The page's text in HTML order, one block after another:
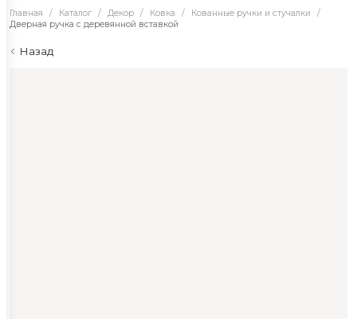
Главная Каталог Декор Ковка
Кованные ручки и стучалки
Дверная ручка с деревянной вставкой
Назад